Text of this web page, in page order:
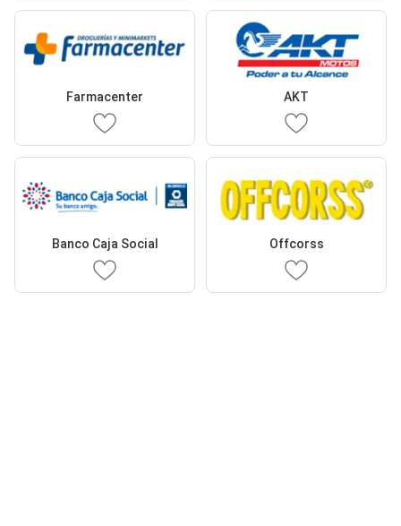
Farmacenter AKT
Banco Caja Social Offcorss